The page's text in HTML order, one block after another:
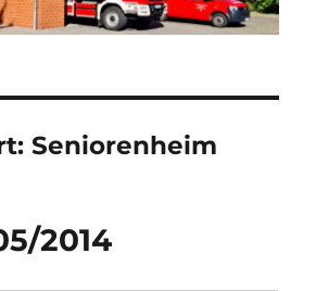
Seniorenheim
2014